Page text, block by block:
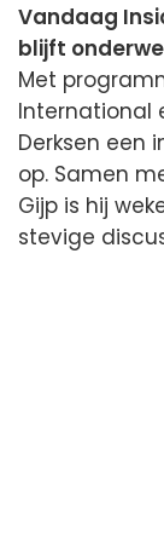
Vandaag
blijft
Met
International
Derksen een
op. Samen
Gijp is hij
stevige